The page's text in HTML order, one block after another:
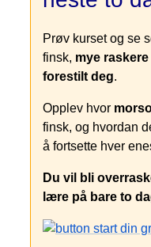
Prøv kurset og se
finsk, mye
forestilt deg.
Opplev hvor
finsk, og hvordan
å fortsette hver
Du vil bli
lære på bare to